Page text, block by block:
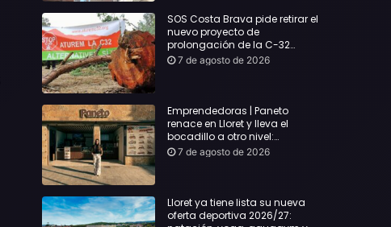
SOS Costa Brava pide retirar el
nuevo proyecto de
prolongación de la C-32
hasta Lloret y reclama la
7 de agosto de 2026
Emprendedoras | Paneto
renace en Lloret y lleva el
bocadillo a otro nivel:
producto km 0 y espíritu
7 de agosto de 2026
Lloret ya tiene lista su nueva
oferta deportiva 2026/27: